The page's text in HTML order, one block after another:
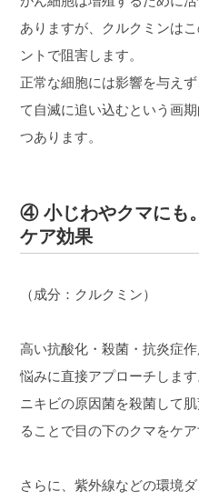
ありますが、クルクミンは
ントで阻害します。
正常な細胞には影響を与え
て自滅に追い込むという画
つあります。
④ 小じわやクマにも
ケア効果
（成分：クルクミン）
高い抗酸化・殺菌・抗炎症
悩みに直接アプローチします
ニキビの原因菌を殺菌して
ることで目の下のクマをケ
さらに、紫外線などの環境